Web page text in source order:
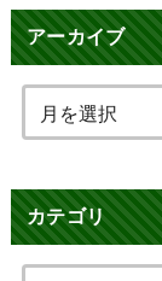
アーカイブ
カテゴリ